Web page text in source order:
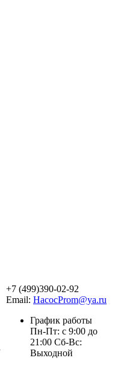
+7 (499)390-02-92
Email: HacocProm@ya.ru
График работы
Пн-Пт: с 9:00 до
21:00 Сб-Вс:
Выходной